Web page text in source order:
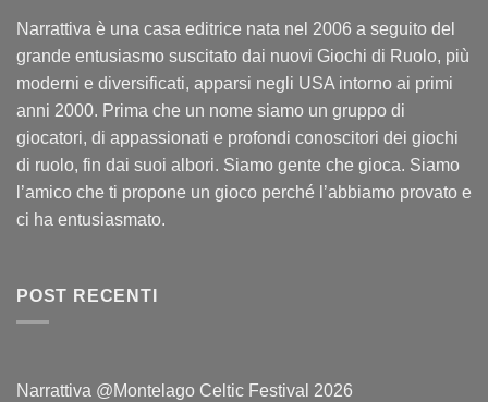
Narrattiva è una casa editrice nata nel 2006 a seguito del
grande entusiasmo suscitato dai nuovi Giochi di Ruolo, più
moderni e diversificati, apparsi negli USA intorno ai primi
anni 2000. Prima che un nome siamo un gruppo di
giocatori, di appassionati e profondi conoscitori dei giochi
di ruolo, fin dai suoi albori. Siamo gente che gioca. Siamo
l’amico che ti propone un gioco perché l’abbiamo provato e
ci ha entusiasmato.
POST RECENTI
Narrattiva @Montelago Celtic Festival 2026